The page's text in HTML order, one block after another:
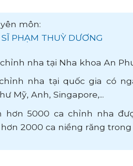
môn:
PHẠM THUỲ DƯƠNG
nha tại Nha khoa An
nha tại quốc gia có
Mỹ, Anh, Singapore,...
hơn 5000 ca chỉnh nha
2000 ca niềng răng trong